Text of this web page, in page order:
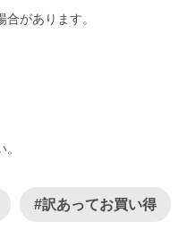
があります。
#訳あってお買い得